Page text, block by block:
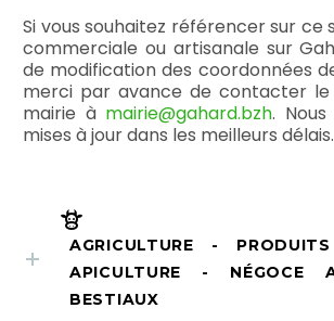
Si vous souhaitez référencer sur ce
commerciale ou artisanale sur
de modification des coordonnées
merci par avance de contacter
mairie à mairie@gahard.bzh.
mises à jour dans les meilleurs délais.
AGRICULTURE -
APICULTURE - NÉGOCE
BESTIAUX